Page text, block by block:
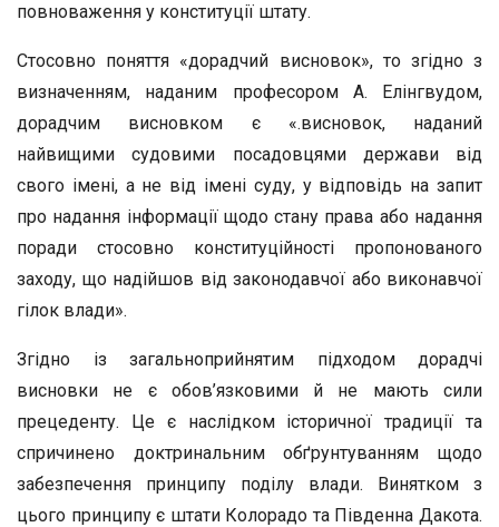
повноваження у конституції штату.
Стосовно поняття «дорадчий висновок», то згідно з
визначенням, наданим професором А. Елінгвудом,
дорадчим висновком є «.висновок, наданий
найвищими судовими посадовцями держави від
свого імені, а не від імені суду, у відповідь на запит
про надання інформації щодо стану права або надання
поради стосовно конституційності пропонованого
заходу, що надійшов від законодавчої або виконавчої
гілок влади».
Згідно із загальноприйнятим підходом дорадчі
висновки не є обов’язковими й не мають сили
прецеденту. Це є наслідком історичної традиції та
спричинено доктринальним обґрунтуванням щодо
забезпечення принципу поділу влади. Винятком з
цього принципу є штати Колорадо та Південна Дакота.